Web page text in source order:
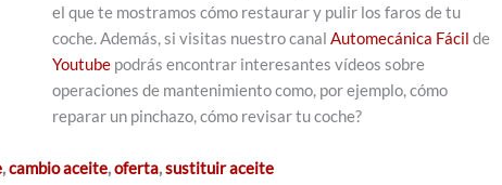
el que te mostramos cómo restaurar y pulir los faros de tu
coche. Además, si visitas nuestro canal Automecánica Fácil de
Youtubepodrás encontrar interesantes vídeos sobre
operaciones de mantenimiento como, por ejemplo, cómo
reparar un pinchazo, cómo revisar tu coche?
,cambio aceite,oferta,sustituir aceite